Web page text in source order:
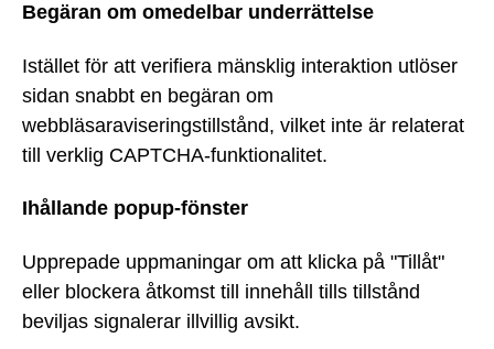
Begäran om omedelbar underrättelse
Istället för att verifiera mänsklig interaktion utlöser
sidan snabbt en begäran om
webbläsaraviseringstillstånd, vilket inte är relaterat
till verklig CAPTCHA-funktionalitet.
Ihållande popup-fönster
Upprepade uppmaningar om att klicka på "Tillåt"
eller blockera åtkomst till innehåll tills tillstånd
beviljas signalerar illvillig avsikt.